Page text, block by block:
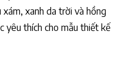
xanh da trời và hồng
yêu thích cho mẫu thiết kế